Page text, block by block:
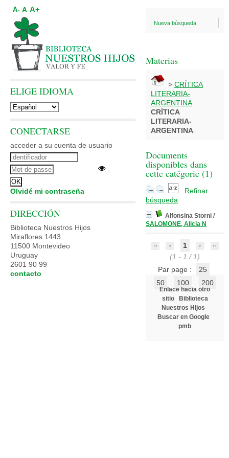
Nueva búsqueda
Materias
> CRÍTICA
LITERARIA-
ARGENTINA
CRÍTICA
LITERARIA-
ARGENTINA
Documents
disponibles dans
cette catégorie (1)
Refinar
búsqueda
Alfonsina Storni /
SALOMONE, Alicia N
1
(1 - 1 / 1)
Par page :
25
50
100 200
Enlace hacia otro
sitio
Biblioteca
Nuestros Hijos
Buscar en Google
pmb
A- A A+
ELIGE IDIOMA
CONECTARSE
acceder a su cuenta de usuario
Olvidé mi contraseña
DIRECCIÓN
Biblioteca Nuestros Hijos
Miraflores 1443
11500 Montevideo
Uruguay
2601 90 99
contacto